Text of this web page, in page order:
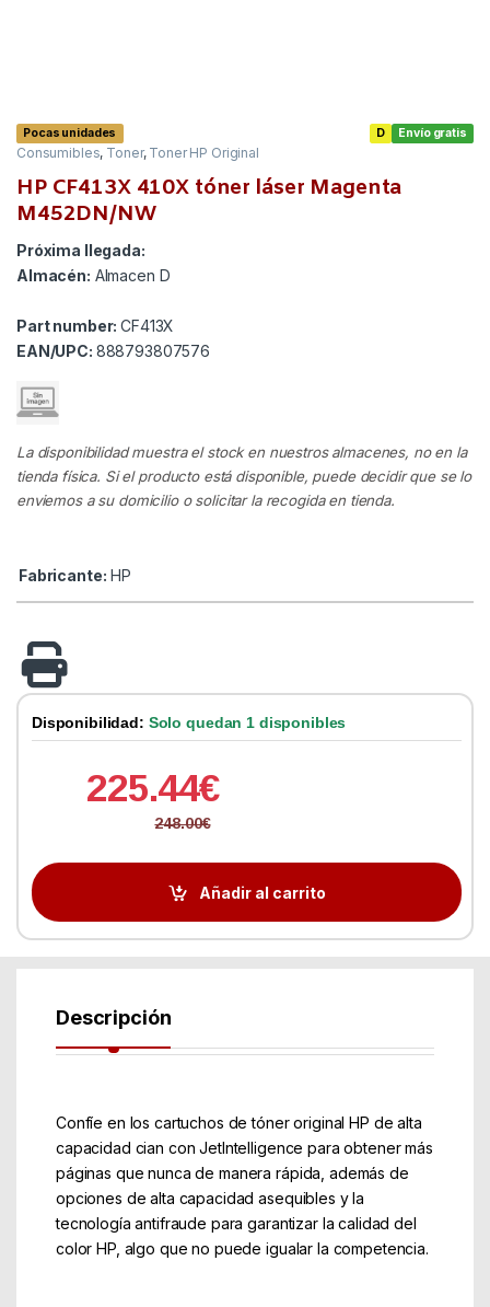
Envío gratis
D
Pocas unidades
Consumibles, Toner, Toner HP Original
HP CF413X 410X tóner láser Magenta
M452DN/NW
Próxima llegada:
Almacén: Almacen D
Part number:CF413X
EAN/UPC: 888793807576
La disponibilidad muestra el stock en nuestros almacenes, no en la
tienda física. Si el producto está disponible, puede decidir que se lo
enviemos a su domicilio o solicitar la recogida en tienda.
Fabricante: HP
Disponibilidad: Solo quedan 1 disponibles
225.44€
248.00€
Añadir al carrito
Descripción
Confíe en los cartuchos de tóner original HP de alta
capacidad cian con JetIntelligence para obtener más
páginas que nunca de manera rápida, además de
opciones de alta capacidad asequibles y la
tecnología antifraude para garantizar la calidad del
color HP, algo que no puede igualar la competencia.